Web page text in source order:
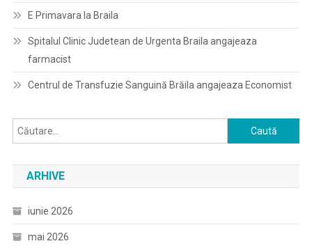
E Primavara la Braila
Spitalul Clinic Judetean de Urgenta Braila angajeaza
farmacist
Centrul de Transfuzie Sanguină Brăila angajeaza Economist
Caută
după:
ARHIVE
iunie 2026
mai 2026